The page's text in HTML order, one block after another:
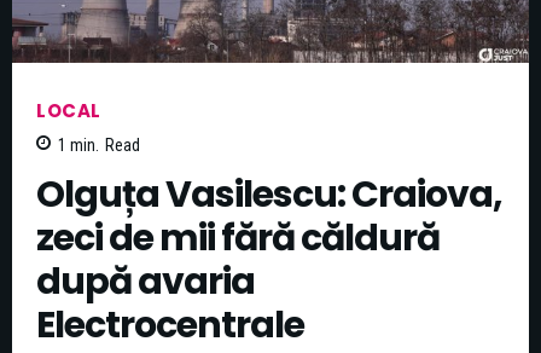
LOCAL
1 min. Read
Olguța Vasilescu: Craiova,
zeci de mii fără căldură
după avaria
Electrocentrale